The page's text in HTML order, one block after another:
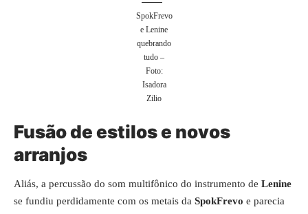
SpokFrevo
e Lenine
quebrando
tudo –
Foto:
Isadora
Zilio
Fusão de estilos e novos
arranjos
Aliás, a percussão do som multifônico do instrumento de Lenine
se fundiu perdidamente com os metais da SpokFrevo e parecia